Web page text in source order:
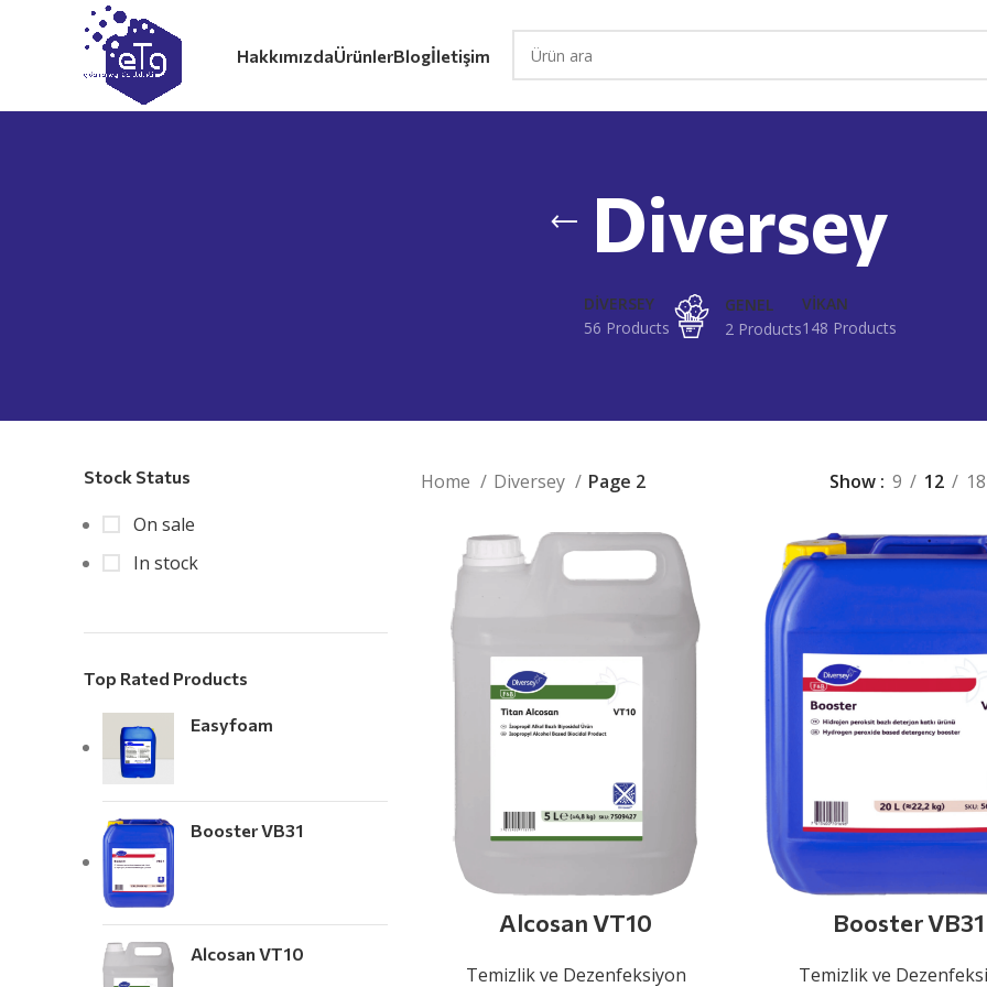
HakkımızdaÜrünlerBlogİletişim
Diversey
DIVERSEY
56 Products
GENEL
2 Products
VIKAN
148 Products
Stock Status
On sale
In stock
Top Rated Products
Easyfoam
Booster VB31
Alcosan VT10
Home Diversey Page 2 Show 9 12 18
Alcosan VT10
Temizlik ve Dezenfeksiyon
Booster VB31
Temizlik ve